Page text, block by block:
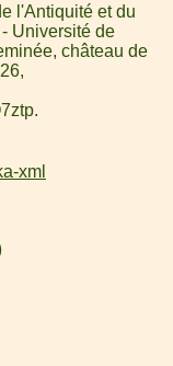
l'Antiquité et du
Université de
château de
.
xml